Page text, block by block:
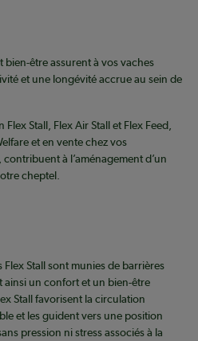
être assurent à vos vaches
et une longévité accrue au sein de
Stall, Flex Air Stall et Flex Feed,
et en vente chez vos
à l’aménagement d’un
cheptel.
Flex Stall sont munies de barrières
ainsi un confort et un bien-être
Stall favorisent la circulation
et les guident vers une position
pression ni stress associés à la